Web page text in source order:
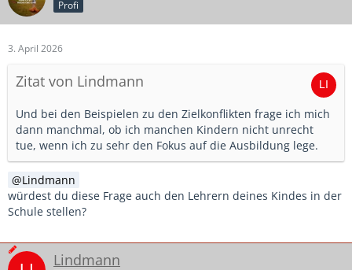
Profi
3. April 2026
Zitat von Lindmann
Und bei den Beispielen zu den Zielkonflikten frage ich mich
dann manchmal, ob ich manchen Kindern nicht unrecht
tue, wenn ich zu sehr den Fokus auf die Ausbildung lege.
Lindmann
würdest du diese Frage auch den Lehrern deines Kindes in der
Schule stellen?
Lindmann